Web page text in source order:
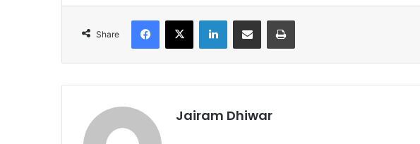
Share
Facebook
X LinkedInShare via Email Print
Jairam Dhiwar